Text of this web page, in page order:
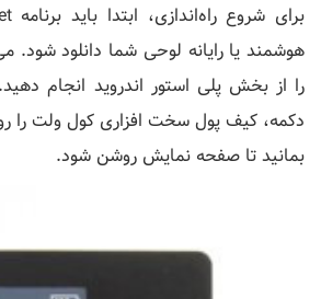
هوشمند یا رایانه لوحی شما دانلود شود.
را از بخش پلی استور اندروید انجام
دکمه، کیف پول سخت افزاری کول ولت را
بمانید تا صفحه نمایش روشن شود.